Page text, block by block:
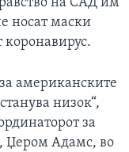
на САД им
носат маски
коронавирус.
американските
низок“,
за
Џером Адамс, во